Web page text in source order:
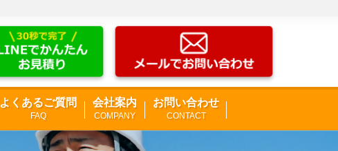
よくあるご質問
FAQ
会社案内
COMPANY
お問い合わせ
CONTACT